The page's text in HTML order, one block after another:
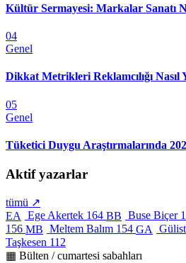
Kültür Sermayesi: Markalar Sanatı
04
Genel
Dikkat Metrikleri Reklamcılığı Nasıl
05
Genel
Tüketici Duygu Araştırmalarında
Aktif yazarlar
tümü ↗
EA
Ege Akertek 164 BB Buse Biçer
156 MB Meltem Balım 154 GA
Taşkesen 112
▦ Bülten / cumartesi sabahları